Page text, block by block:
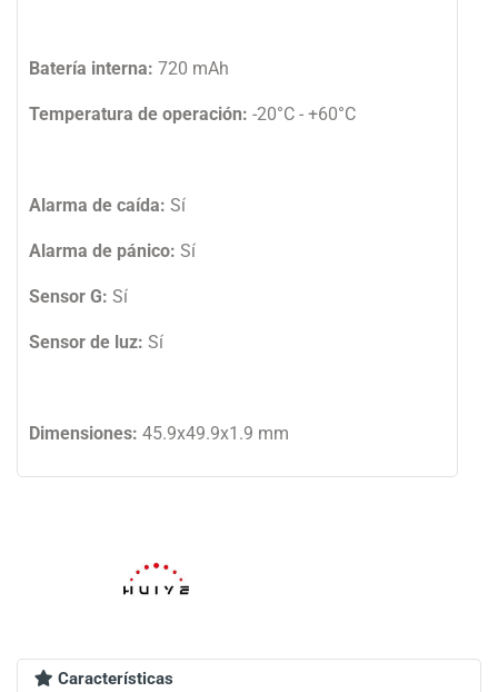
Batería interna: 720 mAh
Temperatura de operación: -20°C - +60°C
Alarma de caída: Sí
Alarma de pánico: Sí
Sensor G: Sí
Sensor de luz: Sí
Dimensiones: 45.9x49.9x1.9 mm
Características